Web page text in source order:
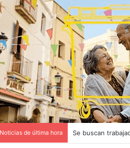
Noticias de última hora Se buscan